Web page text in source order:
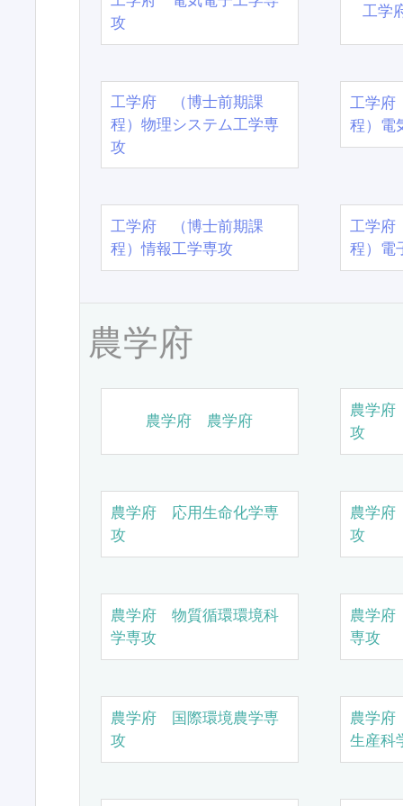
攻
工学
工学府 （博士前期課
程）物理システム工学専
攻
工学
程）電
工学府 （博士前期課
程）情報工学専攻
工学
程）電
農学府
農学府 農学府
農学
攻
農学府 応用生命化学専
攻
農学
攻
農学府 物質循環環境科
学専攻
農学
専攻
農学府 国際環境農学専
攻
農学
生産科